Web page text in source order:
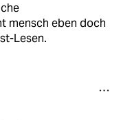
mensch eben doch
Lesen.